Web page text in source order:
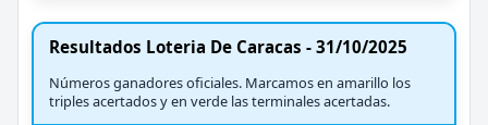
Resultados Loteria De Caracas - 31/10/2025
Números ganadores oficiales. Marcamos en amarillo los
triples acertados y en verde las terminales acertadas.